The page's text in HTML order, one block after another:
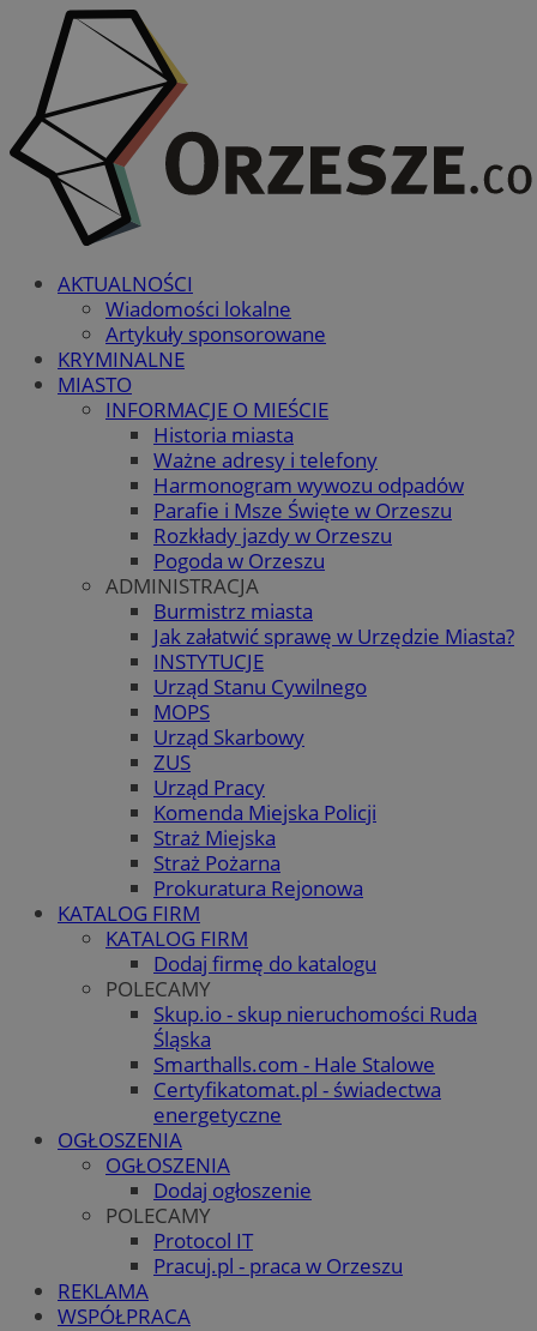
AKTUALNOŚCI
Wiadomości lokalne
Artykuły sponsorowane
KRYMINALNE
MIASTO
INFORMACJE O MIEŚCIE
Historia miasta
Ważne adresy i telefony
Harmonogram wywozu odpadów
Parafie i Msze Święte w Orzeszu
Rozkłady jazdy w Orzeszu
Pogoda w Orzeszu
ADMINISTRACJA
Burmistrz miasta
Jak załatwić sprawę w Urzędzie Miasta?
INSTYTUCJE
Urząd Stanu Cywilnego
MOPS
Urząd Skarbowy
ZUS
Urząd Pracy
Komenda Miejska Policji
Straż Miejska
Straż Pożarna
Prokuratura Rejonowa
KATALOG FIRM
KATALOG FIRM
Dodaj firmę do katalogu
POLECAMY
Skup.io - skup nieruchomości Ruda
Śląska
Smarthalls.com - Hale Stalowe
Certyfikatomat.pl - świadectwa
energetyczne
OGŁOSZENIA
OGŁOSZENIA
Dodaj ogłoszenie
POLECAMY
Protocol IT
Pracuj.pl - praca w Orzeszu
REKLAMA
WSPÓŁPRACA